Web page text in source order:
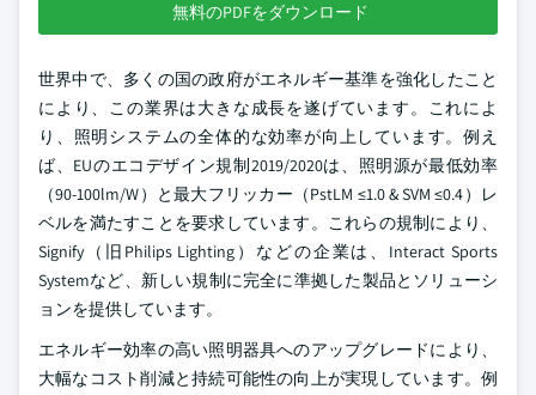
無料のPDFをダウンロード
世界中で、多くの国の政府がエネルギー基準を強化したこと
により、この業界は大きな成長を遂げています。これによ
り、照明システムの全体的な効率が向上しています。例え
ば、EUのエコデザイン規制2019/2020は、照明源が最低効率
（90-100lm/W）と最大フリッカー（PstLM ≤1.0 & SVM ≤0.4）レ
ベルを満たすことを要求しています。これらの規制により、
Signify（旧Philips Lighting）などの企業は、Interact Sports
Systemなど、新しい規制に完全に準拠した製品とソリューシ
ョンを提供しています。
エネルギー効率の高い照明器具へのアップグレードにより、
大幅なコスト削減と持続可能性の向上が実現しています。例